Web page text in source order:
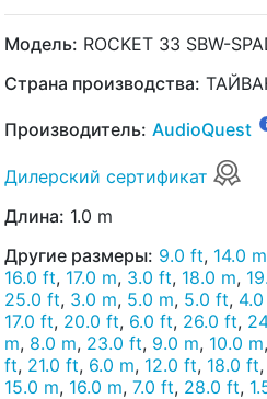
Модель: ROCKET 33 SBW-
Страна производства:
Производитель: AudioQuest
Дилерский сертификат
Длина: 1.0 m
Другие размеры: 9.0 ft, 14.0 m
16.0 ft, 17.0 m, 3.0 ft, 18.0 m,
25.0 ft, 3.0 m, 5.0 m, 5.0 ft,
17.0 ft, 20.0 ft, 6.0 ft, 26.0 ft,
m, 8.0 m, 23.0 ft, 9.0 m, 10.0 m,
ft, 21.0 ft, 6.0 m, 12.0 ft, 18.0 ft,
15.0 m, 16.0 m, 7.0 ft, 28.0 ft,